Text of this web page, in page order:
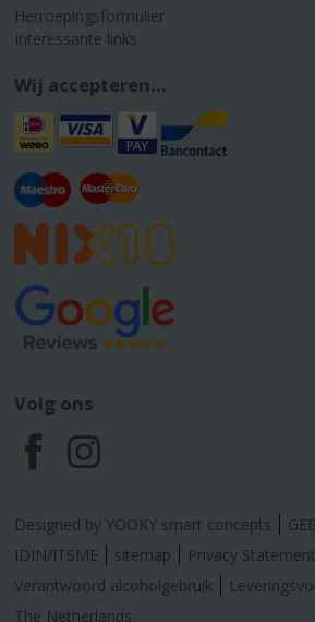
Herroepingsformulier
Interessante links
Wij accepteren...
Volg ons
F
a
c
I
n
s
Designed by YOOKY smart concepts
IDIN/ITSME
sitemap Privacy Statement
Verantwoord alcoholgebruik
The Netherlands